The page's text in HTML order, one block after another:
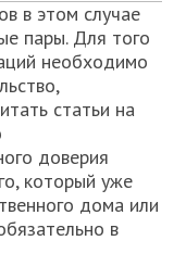
в этом случае
пары. Для того
необходимо
статьи на
доверия
который уже
дома или
в